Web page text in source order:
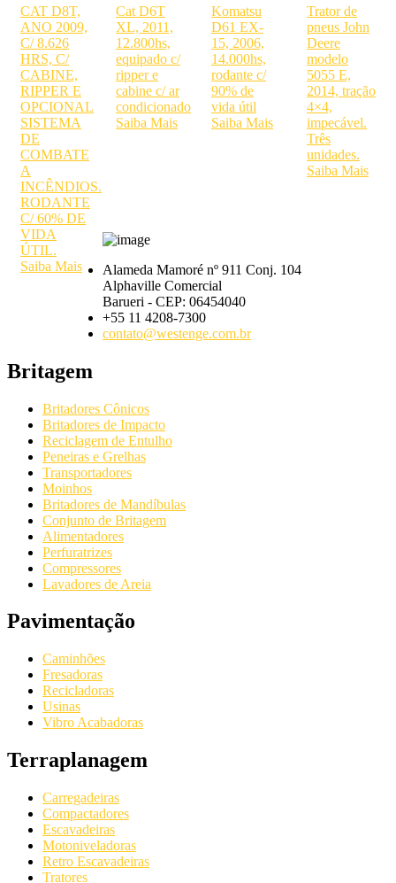
CAT D8T,
ANO 2009,
C/ 8.626
HRS, C/
CABINE,
RIPPER E
OPCIONAL
SISTEMA
DE
COMBATE
A
INCÊNDIOS.
RODANTE
C/ 60% DE
VIDA
ÚTIL.
Saiba Mais
Cat D6T
XL, 2011,
12.800hs,
equipado c/
ripper e
cabine c/ ar
condicionado
Saiba Mais
Komatsu
D61 EX-
15, 2006,
14.000hs,
rodante c/
90% de
vida útil
Saiba Mais
Trator de
pneus John
Deere
modelo
5055 E,
2014, tração
4×4,
impecável.
Três
unidades.
Saiba Mais
Alameda Mamoré nº 911 Conj. 104
Alphaville Comercial
Barueri - CEP: 06454040
+55 11 4208-7300
contato@westenge.com.br
Britagem
Britadores Cônicos
Britadores de Impacto
Reciclagem de Entulho
Peneiras e Grelhas
Transportadores
Moinhos
Britadores de Mandíbulas
Conjunto de Britagem
Alimentadores
Perfuratrizes
Compressores
Lavadores de Areia
Pavimentação
Caminhões
Fresadoras
Recicladoras
Usinas
Vibro Acabadoras
Terraplanagem
Carregadeiras
Compactadores
Escavadeiras
Motoniveladoras
Retro Escavadeiras
Tratores